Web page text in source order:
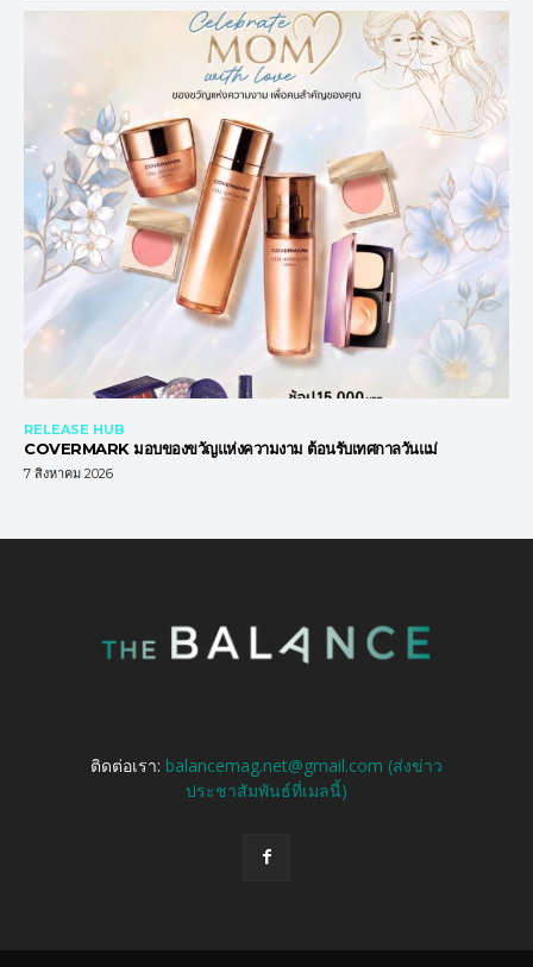
RELEASE HUB
COVERMARK มอบของขวัญแห่งความงาม ต้อนรับเทศกาลวันแม่
7 สิงหาคม 2026
ติดต่อเรา: balancemag.net@gmail.com (ส่งข่าว
ประชาสัมพันธ์ที่เมลนี้)